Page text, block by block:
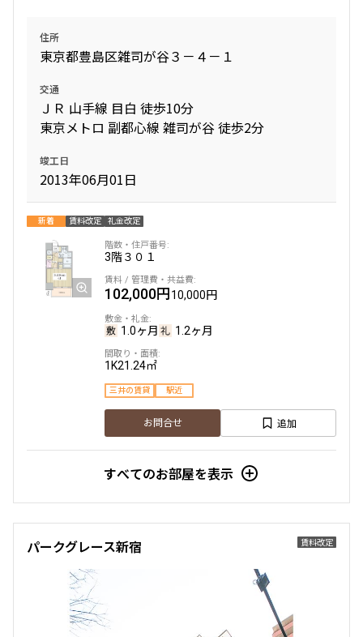
住所
東京都豊島区雑司が谷３－４－１
交通
ＪＲ 山手線 目白 徒歩10分
東京メトロ 副都心線 雑司が谷 徒歩2分
竣工日
2013年06月01日
新着 賃料改定 礼金改定
3階３０１
102,000円10,000円
1.0ヶ月 1.2ヶ月
1K21.24㎡
三井の賃貸 駅近
お問合せ 追加
すべてのお部屋を表示
賃料改定
パークグレース新宿